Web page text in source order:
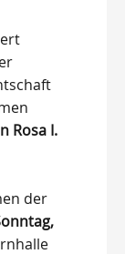
Rosa I.
der